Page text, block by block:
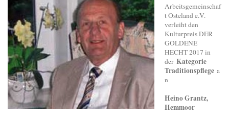
Arbeitsgemeinschaf
t Osteland e.V.
verleiht den
Kulturpreis DER
GOLDENE
HECHT 2017 in
der Kategorie
Traditionspflege a
n
Heino Grantz,
Hemmoor